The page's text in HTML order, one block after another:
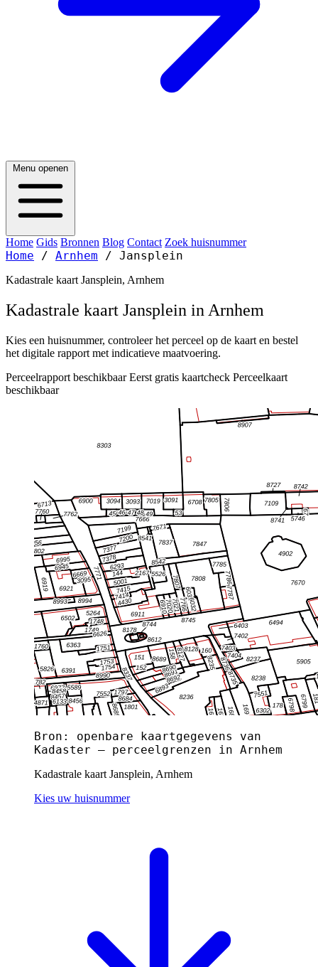
Menu openen
Home Gids Bronnen Blog Contact Zoek huisnummer
Home / Arnhem / Jansplein
Kadastrale kaart Jansplein, Arnhem
Kadastrale kaart Jansplein in Arnhem
Kies een huisnummer, controleer het perceel op de kaart en bestel
het digitale rapport met indicatieve maatvoering.
Perceelrapport beschikbaar Eerst gratis kaartcheck Perceelkaart
beschikbaar
Bron: openbare kaartgegevens van
Kadaster — perceelgrenzen in Arnhem
Kadastrale kaart Jansplein, Arnhem
Kies uw huisnummer